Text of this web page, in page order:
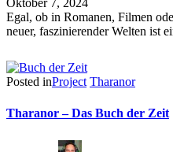
Oktober 7, 2024
Egal, ob in Romanen, Filmen
neuer, faszinierender Welten ist
Posted inProject Tharanor
Tharanor – Das Buch der Zeit